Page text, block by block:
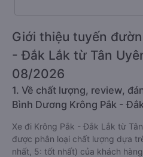
Giới thiệu tuyến
- Đắk Lắk từ Tân
08/2026
1. Về chất lượng, review,
Bình Dương Krông Pắk -
Xe đi Krông Pắk - Đắk Lắk từ
được phân loại chất lượng dựa
nhất, 5: tốt nhất) của khách